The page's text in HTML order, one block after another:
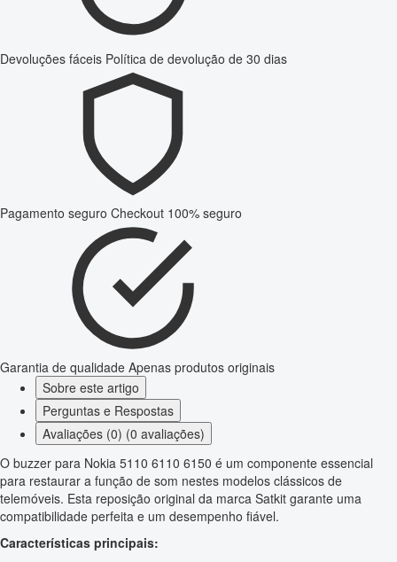
Devoluções fáceis Política de devolução de 30 dias
Pagamento seguro Checkout 100% seguro
Garantia de qualidade Apenas produtos originais
Sobre este artigo
Perguntas e Respostas
Avaliações (0) (0 avaliações)
O buzzer para Nokia 5110 6110 6150 é um componente essencial
para restaurar a função de som nestes modelos clássicos de
telemóveis. Esta reposição original da marca Satkit garante uma
compatibilidade perfeita e um desempenho fiável.
Características principais: